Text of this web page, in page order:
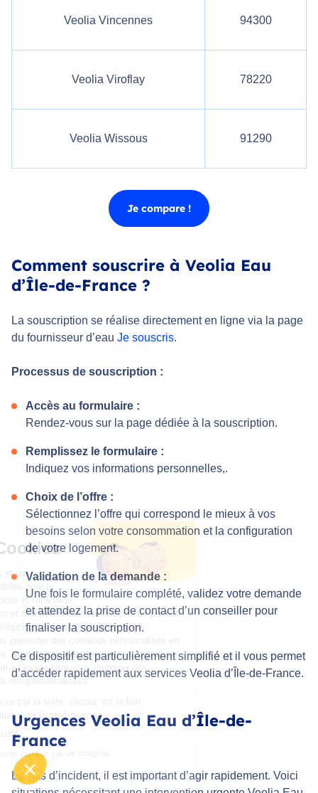
Gestion des Cookies
Nous utilisons des cookies et des
identifiants publicitaires mobiles pour la
personnalisation des annonces et l'affichage
de publicités personnalisées et non personnalisées. Ceci nous permet
également de faciliter la navigation sur le site, améliorer votre
fonction de vos préférences. Nous partageons des données d'analyse,
de publicité et de l'utilisateur à Google pour vous proposer des
publicités personnalisées et non-personnalisées.
'Préférences de cookies' situé dans le pied de page.
Lire la politique de confidentialité
Non merci Je choisis OK pour moi
Veolia Vincennes 94300
Veolia Viroflay 78220
Veolia Wissous 91290
Je compare !
Comment souscrire à Veolia Eau
d’Île-de-France ?
La souscription se réalise directement en ligne via la page
du fournisseur d’eau Je souscris.
Processus de souscription :
Accès au formulaire :
Rendez-vous sur la page dédiée à la souscription.
Remplissez le formulaire :
Indiquez vos informations personnelles,.
Choix de l’offre :
Sélectionnez l’offre qui correspond le mieux à vos
besoins selon votre consommation et la configuration
de votre logement.
Validation de la demande :
Une fois le formulaire complété, validez votre demande
et attendez la prise de contact d’un conseiller pour
finaliser la souscription.
Ce dispositif est particulièrement simplifié et il vous permet
d’accéder rapidement aux services Veolia d’Île-de-France.
Urgences Veolia Eau d’Île-de-
France
En cas d’incident, il est important d’agir rapidement. Voici